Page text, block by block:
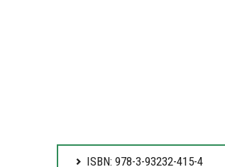
ISBN: 978-3-93232-415-4